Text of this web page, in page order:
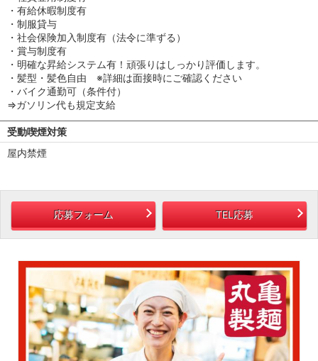
・有給休暇制度有
・制服貸与
・社会保険加入制度有（法令に準ずる）
・賞与制度有
・明確な昇給システム有！頑張りはしっかり評価します。
・髪型・髪色自由 ※詳細は面接時にご確認ください
・バイク通勤可（条件付）
⇒ガソリン代も規定支給
受動喫煙対策
屋内禁煙
応募フォーム TEL応募